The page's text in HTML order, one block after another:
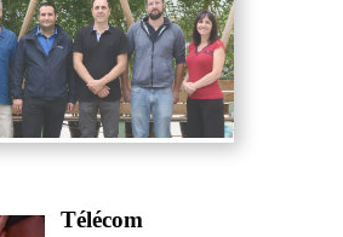
Télécom